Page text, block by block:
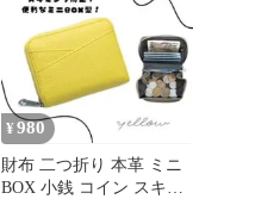
¥ 980
財布 二つ折り 本革 ミニ
BOX 小銭 コイン スキミ